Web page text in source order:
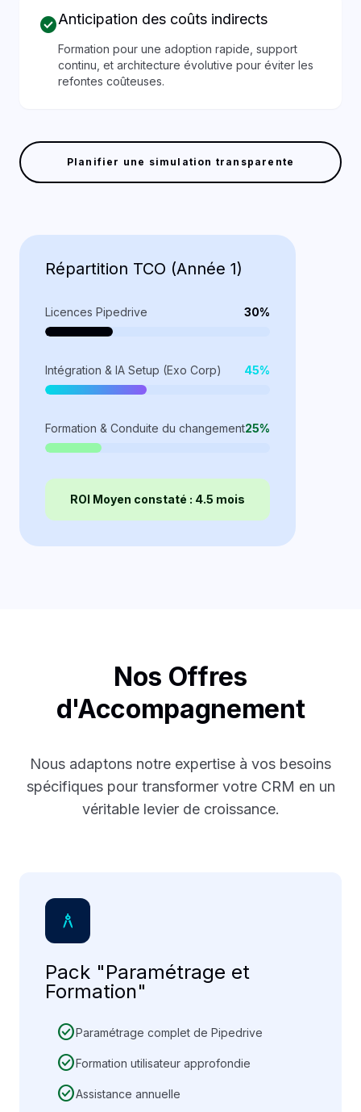
check_circleAnticipation des coûts indirects
Formation pour une adoption rapide, support
continu, et architecture évolutive pour éviter les
refontes coûteuses.
Planifier une simulation transparente
Répartition TCO (Année 1)
Licences Pipedrive 30%
Intégration & IA Setup (Exo Corp) 45%
Formation & Conduite du changement25%
ROI Moyen constaté : 4.5 mois
Nos Offres
d'Accompagnement
Nous adaptons notre expertise à vos besoins
spécifiques pour transformer votre CRM en un
véritable levier de croissance.
architecture
Pack "Paramétrage et
Formation"
check_circleParamétrage complet de Pipedrive
check_circleFormation utilisateur approfondie
check_circleAssistance annuelle